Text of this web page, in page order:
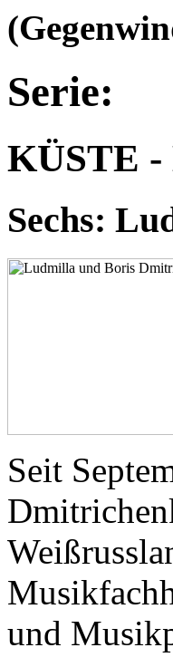
Serie:
KÜSTE -
Sechs:
Seit
und